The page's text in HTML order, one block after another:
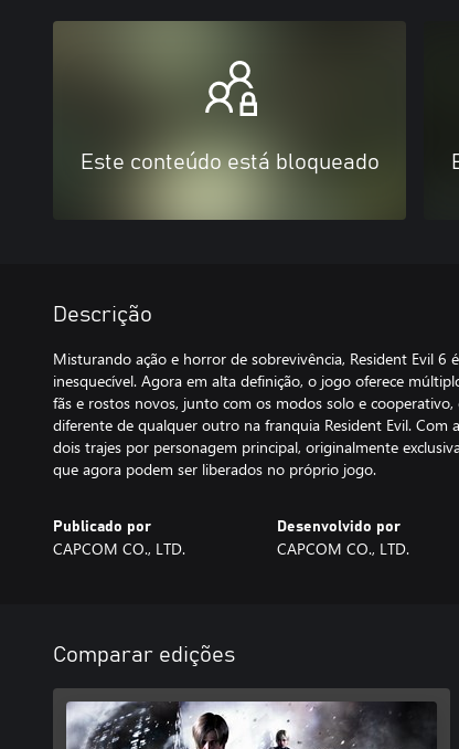
Este conteúdo está bloqueado
Descrição
Misturando ação e horror de sobrevivência, Resident Evil 6
inesquecível. Agora em alta definição, o jogo oferece
fãs e rostos novos, junto com os modos solo e
diferente de qualquer outro na franquia Resident Evil. Com
dois trajes por personagem principal, originalmente
que agora podem ser liberados no próprio jogo.
Publicado por
CAPCOM CO., LTD.
Desenvolvido por
CAPCOM CO., LTD.
Comparar edições